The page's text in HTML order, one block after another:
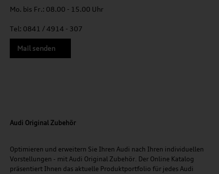
Mo. bis Fr.: 08.00 - 15.00 Uhr
Tel: 0841 / 4914 - 307
Mail senden
Audi Original Zubehör
Optimieren und erweitern Sie Ihren Audi nach Ihren individuellen
Vorstellungen - mit Audi Original Zubehör. Der Online Katalog
präsentiert Ihnen das aktuelle Produktportfolio für jedes Audi